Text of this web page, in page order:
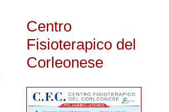
Centro
Fisioterapico del
Corleonese